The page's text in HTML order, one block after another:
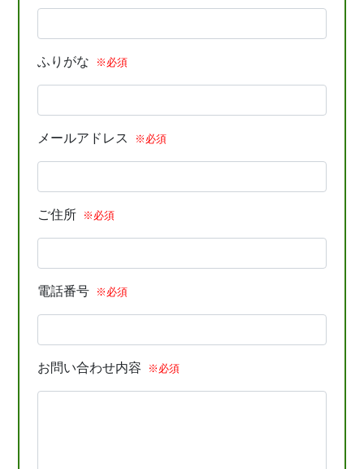
ふりがな ※必須
メールアドレス ※必須
ご住所 ※必須
電話番号 ※必須
お問い合わせ内容 ※必須